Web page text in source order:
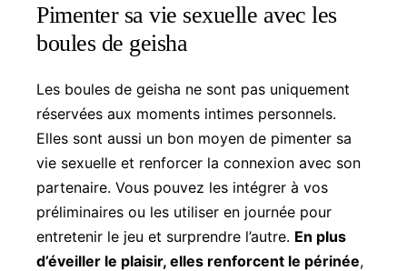
Pimenter sa vie sexuelle avec les
boules de geisha
Les boules de geisha ne sont pas uniquement
réservées aux moments intimes personnels.
Elles sont aussi un bon moyen de pimenter sa
vie sexuelle et renforcer la connexion avec son
partenaire. Vous pouvez les intégrer à vos
préliminaires ou les utiliser en journée pour
entretenir le jeu et surprendre l’autre. En plus
d’éveiller le plaisir, elles renforcent le périnée,